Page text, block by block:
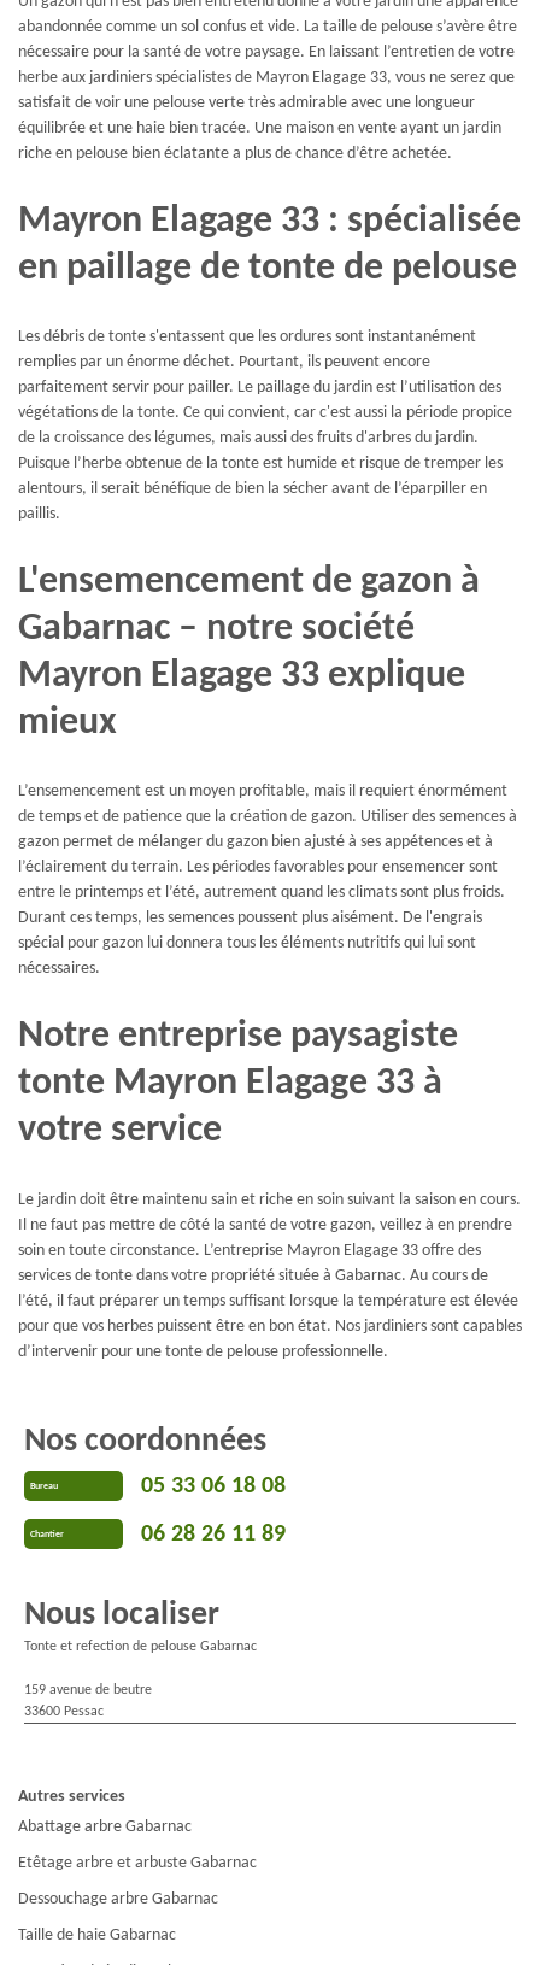
abandonnée comme un sol confus et vide. La taille de pelouse s’avère être
nécessaire pour la santé de votre paysage. En laissant l’entretien de votre
herbe aux jardiniers spécialistes de Mayron Elagage 33, vous ne serez que
satisfait de voir une pelouse verte très admirable avec une longueur
équilibrée et une haie bien tracée. Une maison en vente ayant un jardin
riche en pelouse bien éclatante a plus de chance d’être achetée.
Mayron Elagage 33 : spécialisée
en paillage de tonte de pelouse
Les débris de tonte s'entassent que les ordures sont instantanément
remplies par un énorme déchet. Pourtant, ils peuvent encore
parfaitement servir pour pailler. Le paillage du jardin est l’utilisation des
végétations de la tonte. Ce qui convient, car c'est aussi la période propice
de la croissance des légumes, mais aussi des fruits d'arbres du jardin.
Puisque l’herbe obtenue de la tonte est humide et risque de tremper les
alentours, il serait bénéfique de bien la sécher avant de l’éparpiller en
paillis.
L'ensemencement de gazon à
Gabarnac – notre société
Mayron Elagage 33 explique
mieux
L’ensemencement est un moyen profitable, mais il requiert énormément
de temps et de patience que la création de gazon. Utiliser des semences à
gazon permet de mélanger du gazon bien ajusté à ses appétences et à
l’éclairement du terrain. Les périodes favorables pour ensemencer sont
entre le printemps et l’été, autrement quand les climats sont plus froids.
Durant ces temps, les semences poussent plus aisément. De l'engrais
spécial pour gazon lui donnera tous les éléments nutritifs qui lui sont
nécessaires.
Notre entreprise paysagiste
tonte Mayron Elagage 33 à
votre service
Le jardin doit être maintenu sain et riche en soin suivant la saison en cours.
Il ne faut pas mettre de côté la santé de votre gazon, veillez à en prendre
soin en toute circonstance. L’entreprise Mayron Elagage 33 offre des
services de tonte dans votre propriété située à Gabarnac. Au cours de
l’été, il faut préparer un temps suffisant lorsque la température est élevée
pour que vos herbes puissent être en bon état. Nos jardiniers sont capables
d’intervenir pour une tonte de pelouse professionnelle.
Nos coordonnées
Bureau 05 33 06 18 08
Chantier 06 28 26 11 89
Nous localiser
Tonte et refection de pelouse Gabarnac
159 avenue de beutre
33600 Pessac
Autres services
Abattage arbre Gabarnac
Etêtage arbre et arbuste Gabarnac
Dessouchage arbre Gabarnac
Taille de haie Gabarnac